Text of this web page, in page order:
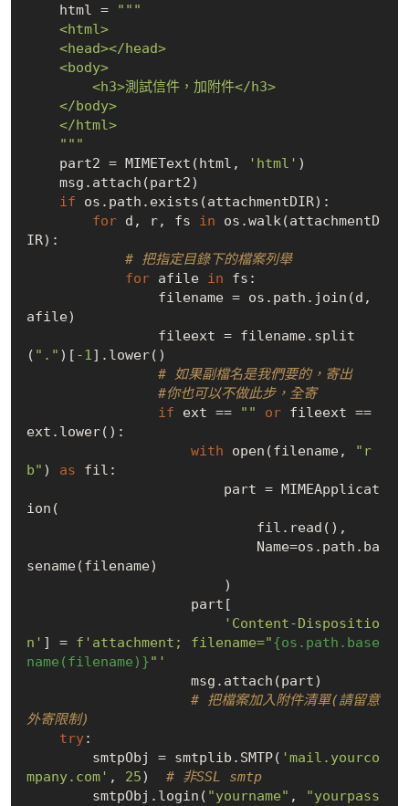
    html =
"""
    """
    part2 = MIMEText(html,
'html' )
if os.path.exists(attachmentDIR):
for d, r, fs in os.walk(attachmentD
IR):
# 把指定目錄下的檔案列舉
for afile in fs:
afile)
( "." )[ -1 ].lower()
# 如果副檔名是我們要的，寄出
#你也可以不做此步，全寄
if ext == "" or fileext ==
ext.lower():
with open(filename,
"r
b" ) as fil:
ion(
sename(filename)
'Content-Dispositio
n' ] = f'attachment; filename="{os.path.base
name(filename)}"'
# 把檔案加入附件清單(請留意
外寄限制)
try:
        smtpObj = smtplib.SMTP(
'mail.yourco
mpany.com' , 25) # 非SSL smtp
        smtpObj.login(
"yourname" , "yourpass